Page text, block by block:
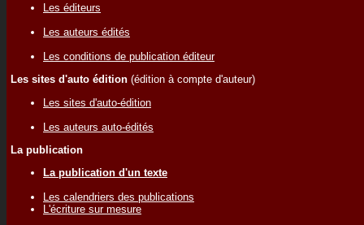
Les éditeurs
Les auteurs édités
Les conditions de publication éditeur
Les sites d'auto édition (édition à compte d'auteur)
Les sites d'auto-édition
Les auteurs auto-édités
La publication
La publication d'un texte
Les calendriers des publications
L'écriture sur mesure